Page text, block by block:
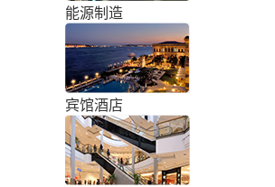
能源制造
宾馆酒店